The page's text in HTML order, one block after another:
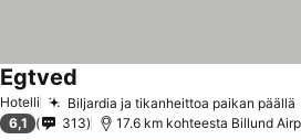
Hotelli Biljardia ja tikanheittoa paikan päällä
Egtved
6,1 313 17.6 km kohteesta Billund